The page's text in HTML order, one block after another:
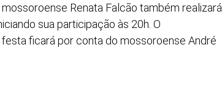
Renata Falcão também realizará
sua participação às 20h. O
ficará por conta do mossoroense André